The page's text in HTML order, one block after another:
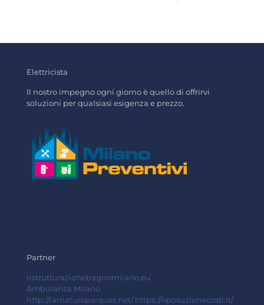
Elettricista
Il nostro impegno ogni giorno è quello di offrirvi
soluzioni per qualsiasi esigenza e prezzo.
Partner
ristrutturazionebagnomilano.eu
Ambulanza Milano
http://lamaturaparquet.net/ https://liposuzionecosti.it/